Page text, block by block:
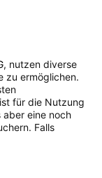
, nutzen diverse
zu ermöglichen.
für die Nutzung
eine noch
Falls